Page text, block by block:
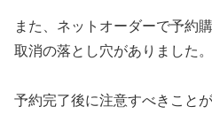
また、ネットオーダーで予約
取消の落とし穴がありました。
予約完了後に注意すべきこと